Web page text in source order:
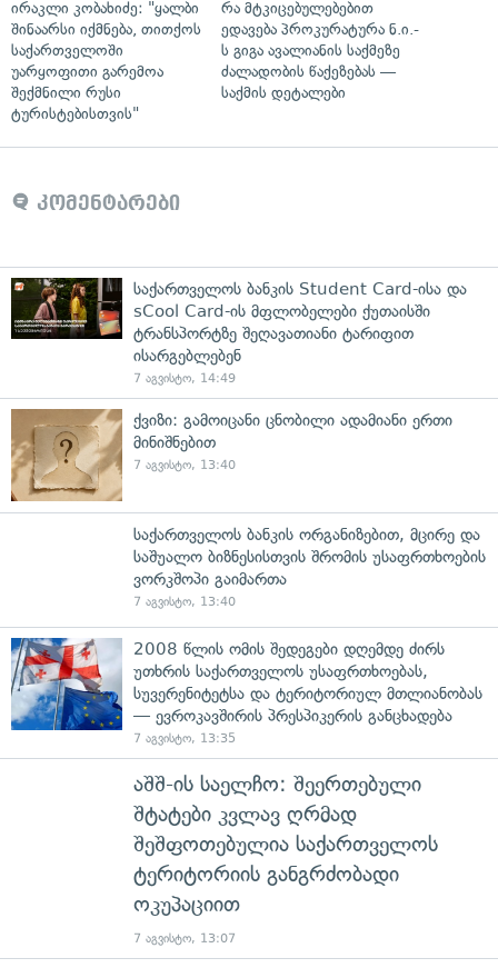
ირაკლი კობახიძე: "ყალბი
შინაარსი იქმნება, თითქოს
საქართველოში
უარყოფითი გარემოა
შექმნილი რუსი
ტურისტებისთვის"
რა მტკიცებულებებით
ედავება პროკურატურა ნ.ი.-
ს გიგა ავალიანის საქმეზე
ძალადობის წაქეზებას —
საქმის დეტალები
კომენტარები
საქართველოს ბანკის Student Card-ისა და
sCool Card-ის მფლობელები ქუთაისში
ტრანსპორტზე შეღავათიანი ტარიფით
ისარგებლებენ
7 აგვისტო, 14:49
ქვიზი: გამოიცანი ცნობილი ადამიანი ერთი
მინიშნებით
7 აგვისტო, 13:40
საქართველოს ბანკის ორგანიზებით, მცირე და
საშუალო ბიზნესისთვის შრომის უსაფრთხოების
ვორკშოპი გაიმართა
7 აგვისტო, 13:40
2008 წლის ომის შედეგები დღემდე ძირს
უთხრის საქართველოს უსაფრთხოებას,
სუვერენიტეტსა და ტერიტორიულ მთლიანობას
— ევროკავშირის პრესპიკერის განცხადება
7 აგვისტო, 13:35
აშშ-ის საელჩო: შეერთებული
შტატები კვლავ ღრმად
შეშფოთებულია საქართველოს
ტერიტორიის განგრძობადი
ოკუპაციით
7 აგვისტო, 13:07